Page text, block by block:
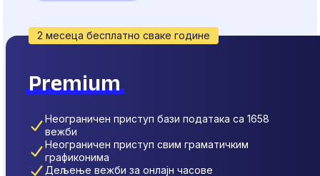
2 месеца бесплатно сваке године
Premium
Неограничен приступ бази података са 1658
вежби
Неограничен приступ свим граматичким
графиконима
Дељење вежби за онлајн часове